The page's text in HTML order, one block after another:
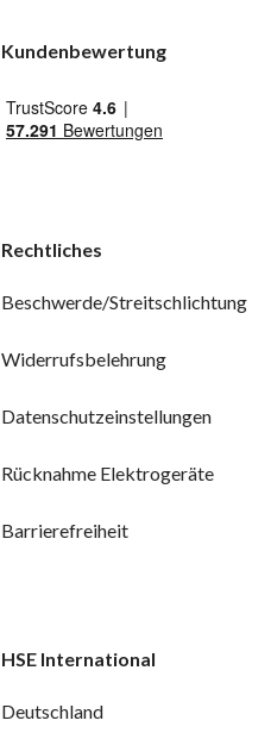
Kundenbewertung
Rechtliches
Beschwerde/Streitschlichtung
Widerrufsbelehrung
Datenschutzeinstellungen
Rücknahme Elektrogeräte
Barrierefreiheit
HSE International
Deutschland